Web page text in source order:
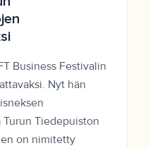
Business Festivalin
Nyt hän
Tiedepuiston
on nimitetty